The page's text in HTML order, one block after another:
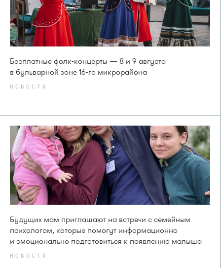
Бесплатные фолк-концерты — 8 и 9 августа
в бульварной зоне 16-го микрорайона
НОВОСТИ
Будущих мам приглашают на встречи с семейным
психологом, которые помогут информационно
и эмоционально подготовиться к появлению малыша
НОВОСТИ